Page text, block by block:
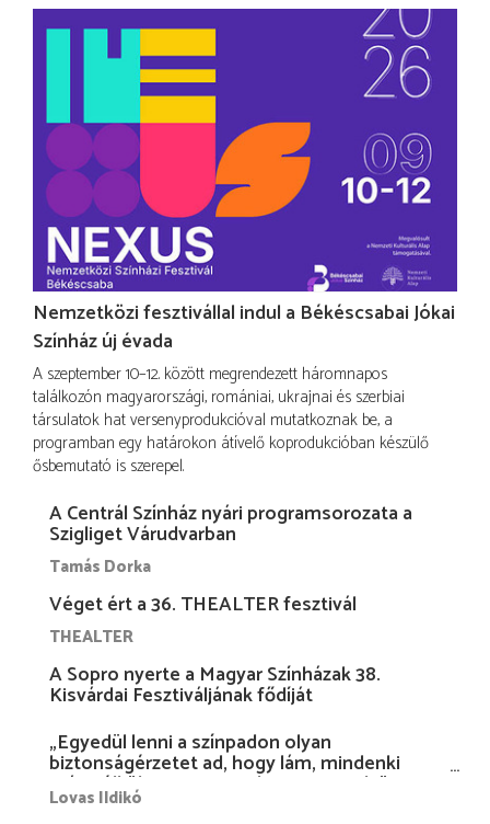
Nemzetközi fesztivállal indul a Békéscsabai Jókai
Színház új évada
A szeptember 10–12. között megrendezett háromnapos
találkozón magyarországi, romániai, ukrajnai és szerbiai
társulatok hat versenyprodukcióval mutatkoznak be, a
programban egy határokon átívelő koprodukcióban készülő
ősbemutató is szerepel.
A Centrál Színház nyári programsorozata a
Szigliget Várudvarban
Tamás Dorka
Véget ért a 36. THEALTER fesztivál
THEALTER
A Sopro nyerte a Magyar Színházak 38.
Kisvárdai Fesztiváljának fődíját
„Egyedül lenni a színpadon olyan
biztonságérzetet ad, hogy lám, mindenki
más nélkül is megvagyok magammal…”
Lovas Ildikó